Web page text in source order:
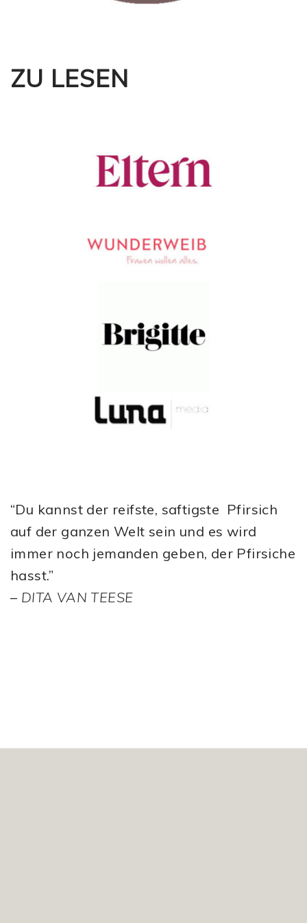
ZU LESEN
“Du kannst der reifste, saftigste Pfirsich
auf der ganzen Welt sein und es wird
immer noch jemanden geben, der Pfirsiche
hasst.”
– DITA VAN TEESE